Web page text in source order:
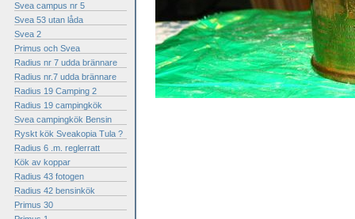
Svea campus nr 5
Svea 53 utan låda
Svea 2
Primus och Svea
Radius nr 7 udda brännare
Radius nr.7 udda brännare
Radius 19 Camping 2
Radius 19 campingkök
Svea campingkök Bensin
Ryskt kök Sveakopia Tula ?
Radius 6 .m. reglerratt
Kök av koppar
Radius 43 fotogen
Radius 42 bensinkök
Primus 30